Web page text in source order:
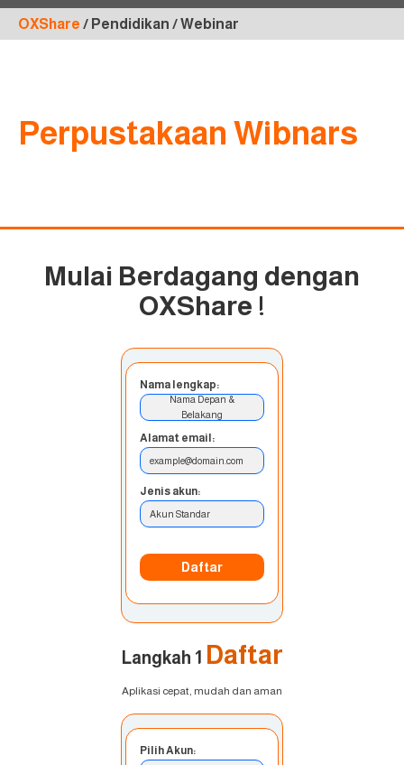
OXShare / Pendidikan / Webinar
Perpustakaan Wibnars
Mulai Berdagang dengan
OXShare !
Nama lengkap:
Nama Depan &
Belakang
Alamat email:
example@domain.com
Jenis akun:
Akun Standar
Daftar
Langkah 1 Daftar
Aplikasi cepat, mudah dan aman
Pilih Akun: